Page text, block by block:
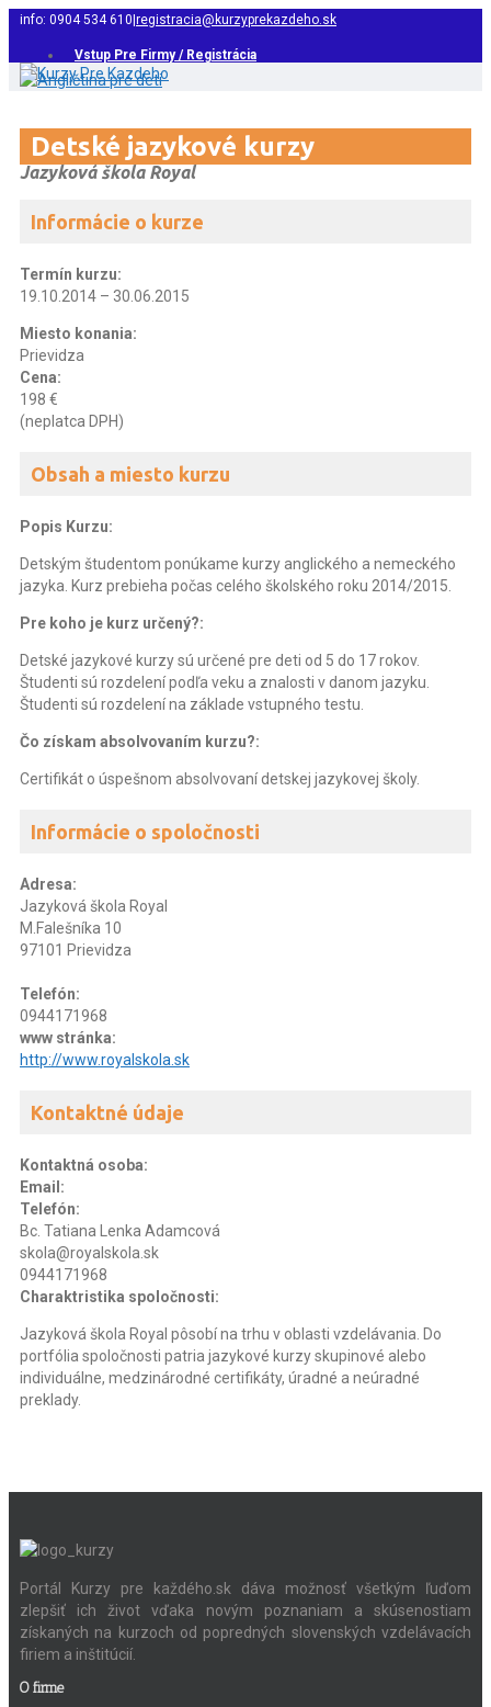
info: 0904 534 610 registracia@kurzyprekazdeho.sk
Vstup Pre Firmy / Registrácia
Detské jazykové kurzy
Jazyková škola Royal
Informácie o kurze
Termín kurzu:
19.10.2014 – 30.06.2015
Miesto konania:
Prievidza
Cena:
198 €
(neplatca DPH)
Obsah a miesto kurzu
Popis Kurzu:
Detským študentom ponúkame kurzy anglického a nemeckého
jazyka. Kurz prebieha počas celého školského roku 2014/2015.
Pre koho je kurz určený?:
Detské jazykové kurzy sú určené pre deti od 5 do 17 rokov.
Študenti sú rozdelení podľa veku a znalosti v danom jazyku.
Študenti sú rozdelení na základe vstupného testu.
Čo získam absolvovaním kurzu?:
Certifikát o úspešnom absolvovaní detskej jazykovej školy.
Informácie o spoločnosti
Adresa:
Jazyková škola Royal
M.Falešníka 10
97101 Prievidza
Telefón:
0944171968
www stránka:
http://www.royalskola.sk
Kontaktné údaje
Kontaktná osoba:
Email:
Telefón:
Bc. Tatiana Lenka Adamcová
skola@royalskola.sk
0944171968
Charaktristika spoločnosti:
Jazyková škola Royal pôsobí na trhu v oblasti vzdelávania. Do
portfólia spoločnosti patria jazykové kurzy skupinové alebo
individuálne, medzinárodné certifikáty, úradné a neúradné
preklady.
Portál Kurzy pre každého.sk dáva možnosť všetkým ľuďom
zlepšiť ich život vďaka novým poznaniam a skúsenostiam
získaných na kurzoch od popredných slovenských vzdelávacích
firiem a inštitúcií.
O firme